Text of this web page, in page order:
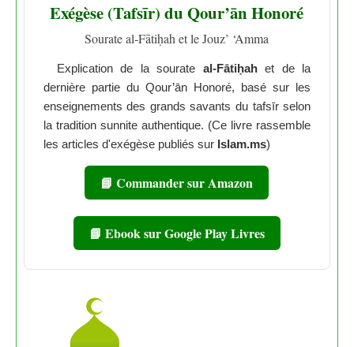
Exégèse (Tafsīr) du Qour’ān Honoré
Sourate al-Fātiḥah et le Jouz’ ‘Amma
Explication de la sourate al-Fātiḥahet de la
dernière partie du Qour’ān Honoré, basé sur les
enseignements des grands savants du tafsīr selon
la tradition sunnite authentique. (Ce livre rassemble
les articles d'exégèse publiés sur Islam.ms)
📘 Commander sur Amazon
📘 Ebook sur Google Play Livres